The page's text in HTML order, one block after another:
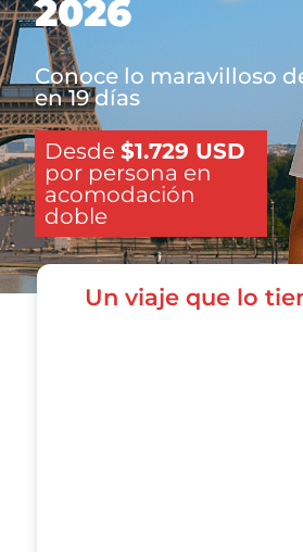
2026
Conoce lo maravilloso
en 19 días
Desde $1.729 USD
por persona en
acomodación
doble
Un viaje que lo